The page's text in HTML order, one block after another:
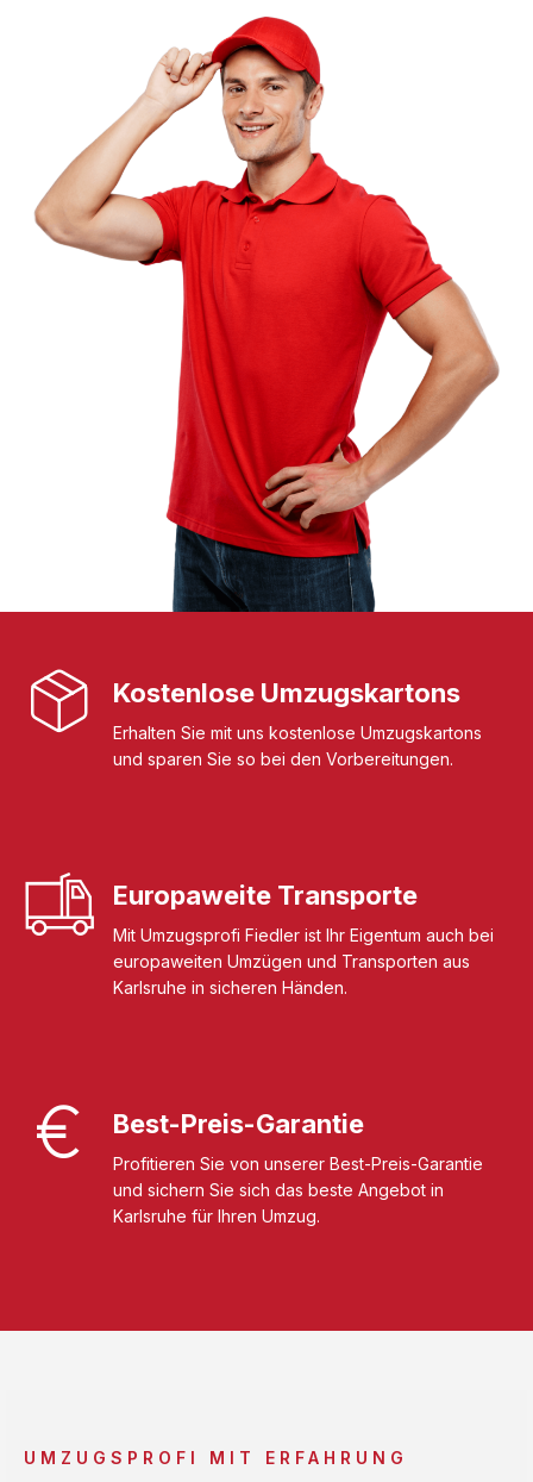
Kostenlose Umzugskartons
Erhalten Sie mit uns kostenlose Umzugskartons
und sparen Sie so bei den Vorbereitungen.
Europaweite Transporte
Mit Umzugsprofi Fiedler ist Ihr Eigentum auch bei
europaweiten Umzügen und Transporten aus
Karlsruhe in sicheren Händen.
Best-Preis-Garantie
Profitieren Sie von unserer Best-Preis-Garantie
und sichern Sie sich das beste Angebot in
Karlsruhe für Ihren Umzug.
UMZUGSPROFI MIT ERFAHRUNG